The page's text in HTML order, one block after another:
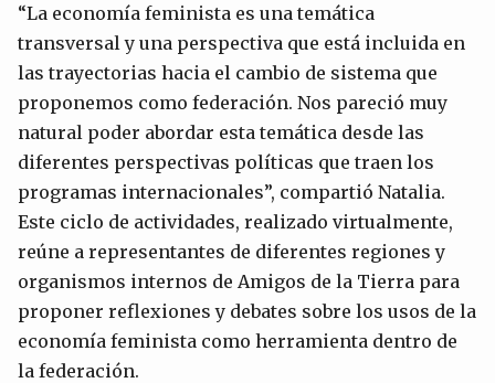
“La economía feminista es una temática
transversal y una perspectiva que está incluida en
las trayectorias hacia el cambio de sistema que
proponemos como federación. Nos pareció muy
natural poder abordar esta temática desde las
diferentes perspectivas políticas que traen los
programas internacionales”, compartió Natalia.
Este ciclo de actividades, realizado virtualmente,
reúne a representantes de diferentes regiones y
organismos internos de Amigos de la Tierra para
proponer reflexiones y debates sobre los usos de la
economía feminista como herramienta dentro de
la federación.